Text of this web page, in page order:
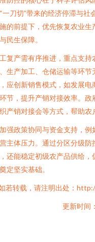
一刀切”带来的经济停滞与
的前提下，优先恢复农业
民生保障。
复产需有序推进，重点支
生产加工、仓储运输等环
应创新销售模式，如发展
节，提升产销对接效率。
产销对接会等方式，帮助农
强政策协同与资金支持，
主体压力。通过分区分级
还能稳定初级农产品供给
定坚实基础。
若转载，请注明出处：
更新时间